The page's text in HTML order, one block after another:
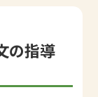
の指導